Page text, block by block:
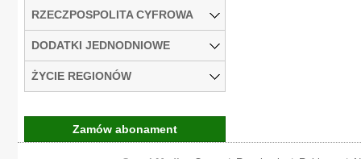
RZECZPOSPOLITA CYFROWA
DODATKI JEDNODNIOWE
ŻYCIE REGIONÓW
Zamów abonament